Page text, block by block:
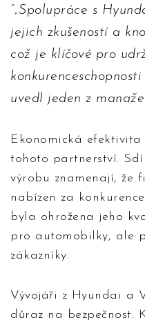
„Spolupráce s
jejich zkušeností a
což je klíčové pro
uvedl jeden z
Ekonomická
tohoto partnerství.
výrobu znamenají, že
nabízen za
byla ohrožena jeho
pro automobilky, ale
zákazníky.
Vývojáři z Hyundai a
důraz na bezpečnost.